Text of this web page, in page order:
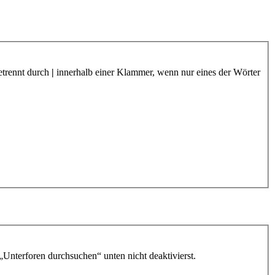
durch | innerhalb einer Klammer, wenn nur eines der Wörter
durchsuchen“ unten nicht deaktivierst.